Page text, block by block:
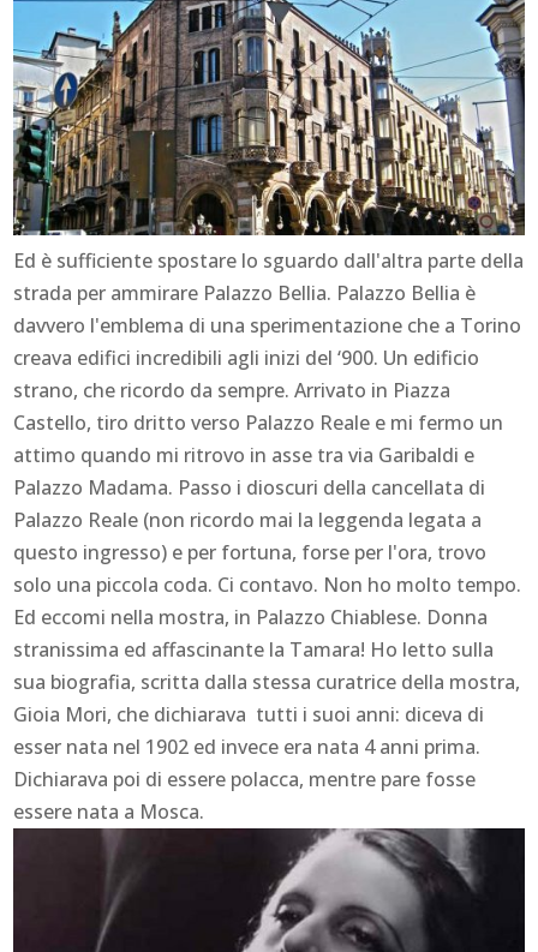
Ed è sufficiente spostare lo sguardo dall'altra parte della
strada per ammirare Palazzo Bellia. Palazzo Bellia è
davvero l'emblema di una sperimentazione che a Torino
creava edifici incredibili agli inizi del ‘900. Un edificio
strano, che ricordo da sempre. Arrivato in Piazza
Castello, tiro dritto verso Palazzo Reale e mi fermo un
attimo quando mi ritrovo in asse tra via Garibaldi e
Palazzo Madama. Passo i dioscuri della cancellata di
Palazzo Reale (non ricordo mai la leggenda legata a
questo ingresso) e per fortuna, forse per l'ora, trovo
solo una piccola coda. Ci contavo. Non ho molto tempo.
Ed eccomi nella mostra, in Palazzo Chiablese. Donna
stranissima ed affascinante la Tamara! Ho letto sulla
sua biografia, scritta dalla stessa curatrice della mostra,
Gioia Mori, che dichiarava tutti i suoi anni: diceva di
esser nata nel 1902 ed invece era nata 4 anni prima.
Dichiarava poi di essere polacca, mentre pare fosse
essere nata a Mosca.